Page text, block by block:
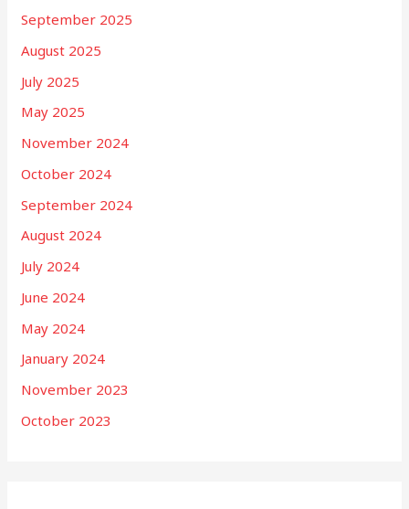
September 2025
August 2025
July 2025
May 2025
November 2024
October 2024
September 2024
August 2024
July 2024
June 2024
May 2024
January 2024
November 2023
October 2023